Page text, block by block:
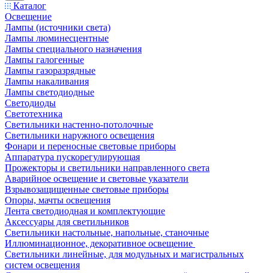
Каталог
Освещение
Лампы (источники света)
Лампы люминесцентные
Лампы специального назначения
Лампы галогенные
Лампы газоразрядные
Лампы накаливания
Лампы светодиодные
Светодиоды
Светотехника
Светильники настенно-потолочные
Светильники наружного освещения
Фонари и переносные световые приборы
Аппаратура пускорегулирующая
Прожекторы и светильники направленного света
Аварийное освещение и световые указатели
Взрывозащищенные световые приборы
Опоры, мачты освещения
Лента светодиодная и комплектующие
Аксессуары для светильников
Светильники настольные, напольные, станочные
Иллюминационное, декоративное освещение
Светильники линейные, для модульных и магистральных
систем освещения